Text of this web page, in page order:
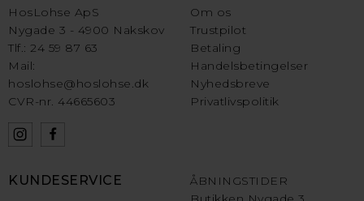
HosLohse ApS
Nygade 3 - 4900 Nakskov
Tlf.: 24 59 87 63
Mail:
hoslohse@hoslohse.dk
CVR-nr. 44665603
Om os
Trustpilot
Betaling
Handelsbetingelser
Nyhedsbreve
Privatlivspolitik
KUNDESERVICE
ÅBNINGSTIDER